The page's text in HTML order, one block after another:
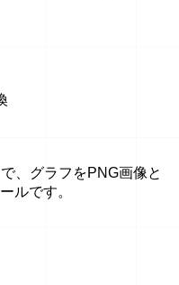
、グラフをPNG画像と
ルです。